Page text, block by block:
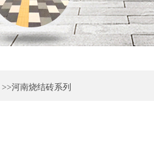
>>河南烧结砖系列